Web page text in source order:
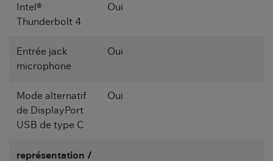
Intel®
Thunderbolt 4
Oui
Entrée jack
microphone
Oui
Mode alternatif
de DisplayPort
USB de type C
Oui
représentation /